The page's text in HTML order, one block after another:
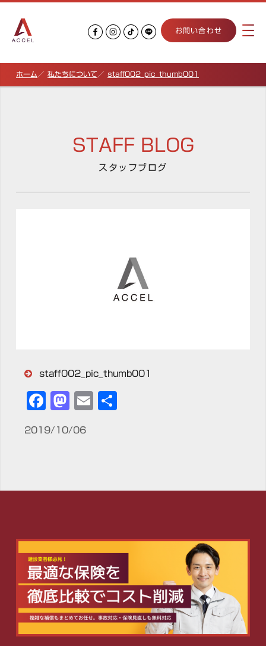
お問い合わせ
ホーム 私たちについて staff002_pic_thumb001
STAFF BLOG
スタッフブログ
staff002_pic_thumb001
Facebook
Mastodon
Email
2019/10/06